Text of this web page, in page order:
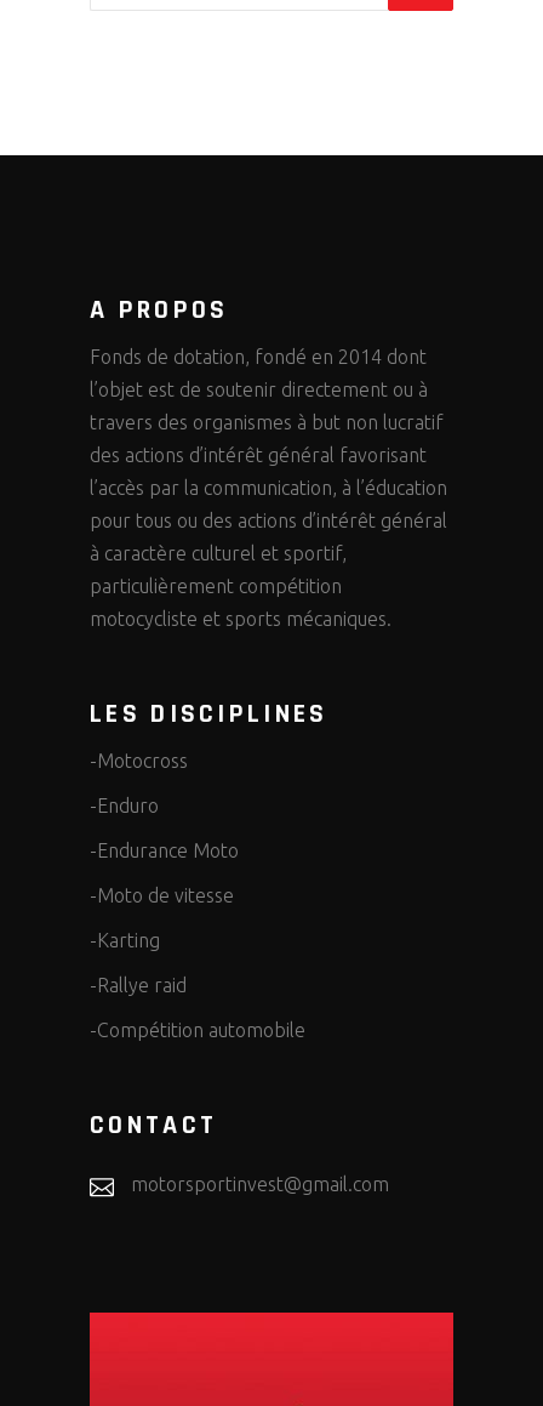
A PROPOS
Fonds de dotation, fondé en 2014 dont
l’objet est de soutenir directement ou à
travers des organismes à but non lucratif
des actions d’intérêt général favorisant
l’accès par la communication, à l’éducation
pour tous ou des actions d’intérêt général
à caractère culturel et sportif,
particulièrement compétition
motocycliste et sports mécaniques.
LES DISCIPLINES
-Motocross
-Enduro
-Endurance Moto
-Moto de vitesse
-Karting
-Rallye raid
-Compétition automobile
CONTACT
motorsportinvest@gmail.com